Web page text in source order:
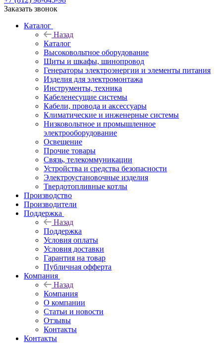
Заказать звонок
Каталог
Назад
Каталог
Высоковольтное оборудование
Щиты и шкафы, шинопровод
Генераторы электроэнергии и элементы питания
Изделия для электромонтажа
Инструменты, техника
Кабеленесущие системы
Кабели, провода и аксессуары
Климатические и инженерные системы
Низковольтное и промышленное
электрооборудование
Освещение
Прочие товары
Связь, телекоммуникации
Устройства и средства безопасности
Электроустановочные изделия
Твердотопливные котлы
Производство
Производители
Поддержка
Назад
Поддержка
Условия оплаты
Условия доставки
Гарантия на товар
Публичная офферта
Компания
Назад
Компания
О компании
Статьи и новости
Отзывы
Контакты
Контакты